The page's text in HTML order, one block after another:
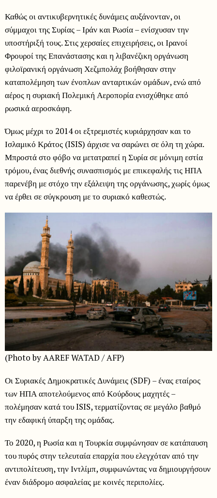
Καθώς οι αντικυβερνητικές δυνάμεις αυξάνονταν, οι
σύμμαχοι της Συρίας – Ιράν και Ρωσία – ενίσχυσαν την
υποστήριξή τους. Στις χερσαίες επιχειρήσεις, οι Ιρανοί
Φρουροί της Επανάστασης και η λιβανέζικη οργάνωση
φιλοϊρανική οργάνωση Χεζμπολάχ βοήθησαν στην
καταπολέμηση των ένοπλων ανταρτικών ομάδων, ενώ από
αέρος η συριακή Πολεμική Αεροπορία ενισχύθηκε από
ρωσικά αεροσκάφη.
Όμως μέχρι το 2014 οι εξτρεμιστές κυριάρχησαν και το
Ισλαμικό Κράτος (ISIS) άρχισε να σαρώνει σε όλη τη χώρα.
Μπροστά στο φόβο να μετατραπεί η Συρία σε μόνιμη εστία
τρόμου, ένας διεθνής συνασπισμός με επικεφαλής τις ΗΠΑ
παρενέβη με στόχο την εξάλειψη της οργάνωσης, χωρίς όμως
να έρθει σε σύγκρουση με το συριακό καθεστώς.
(Photo by AAREF WATAD / AFP)
Οι Συριακές Δημοκρατικές Δυνάμεις (SDF) – ένας εταίρος
των ΗΠΑ αποτελούμενος από Κούρδους μαχητές –
πολέμησαν κατά του ISIS, τερματίζοντας σε μεγάλο βαθμό
την εδαφική ύπαρξη της ομάδας.
Το 2020, η Ρωσία και η Τουρκία συμφώνησαν σε κατάπαυση
του πυρός στην τελευταία επαρχία που ελεγχόταν από την
αντιπολίτευση, την Ιντλίμπ, συμφωνώντας να δημιουργήσουν
έναν διάδρομο ασφαλείας με κοινές περιπολίες.